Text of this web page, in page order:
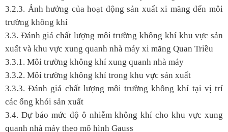
3.2.3. Ảnh hưởng của hoạt động sản xuất xi măng đến môi
trường không khí
3.3. Đánh giá chất lượng môi trường không khí khu vực sản
xuất và khu vực xung quanh nhà máy xi măng Quan Triều
3.3.1. Môi trường không khí xung quanh nhà máy
3.3.2. Môi trường không khí trong khu vực sản xuất
3.3.3. Đánh giá chất lượng môi trường không khí tại vị trí
các ống khói sản xuất
3.4. Dự báo mức độ ô nhiễm không khí cho khu vực xung
quanh nhà máy theo mô hình Gauss